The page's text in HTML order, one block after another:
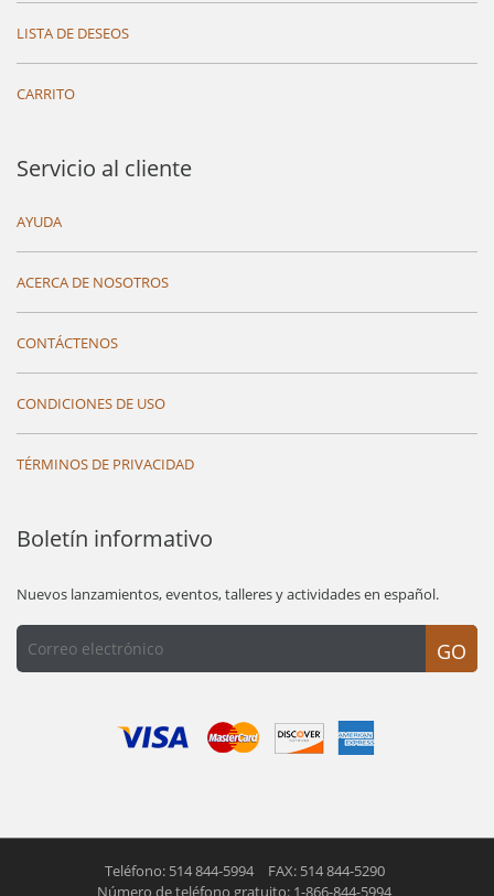
LISTA DE DESEOS
CARRITO
Servicio al cliente
AYUDA
ACERCA DE NOSOTROS
CONTÁCTENOS
CONDICIONES DE USO
TÉRMINOS DE PRIVACIDAD
Boletín informativo
Nuevos lanzamientos, eventos, talleres y actividades en español.
GO
Teléfono: 514 844-5994
FAX: 514 844-5290
Número de teléfono gratuito: 1-866-844-5994